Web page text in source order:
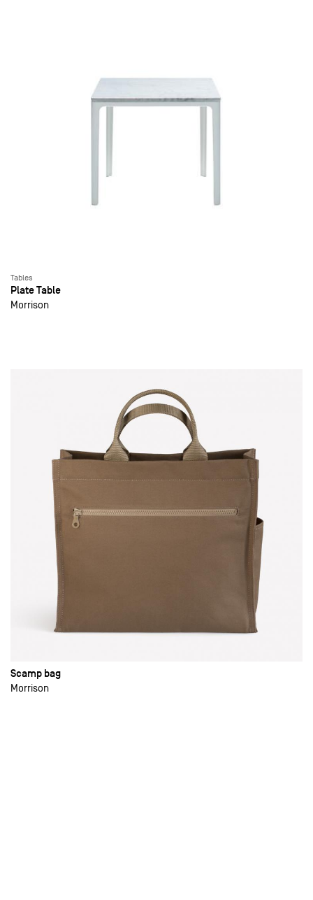
Tables
Plate Table
Morrison
Scamp bag
Morrison